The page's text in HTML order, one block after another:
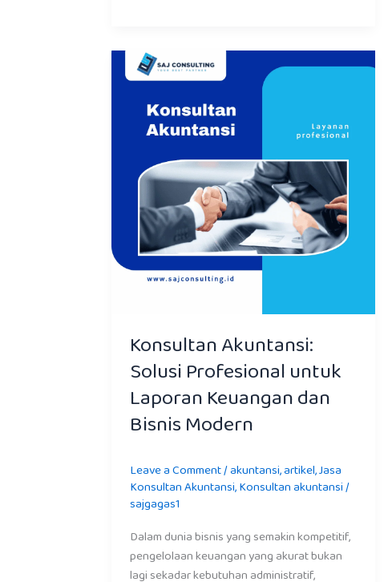
Konsultan Akuntansi:
Solusi Profesional untuk
Laporan Keuangan dan
Bisnis Modern
Leave a Comment/akuntansi,artikel,Jasa
Konsultan Akuntansi,Konsultan akuntansi/
sajgagas1
Dalam dunia bisnis yang semakin kompetitif,
pengelolaan keuangan yang akurat bukan
lagi sekadar kebutuhan administratif,
Konsultan
Akuntansi:
Profesional
untuk
Laporan
Keuangan
Bisnis
Modern